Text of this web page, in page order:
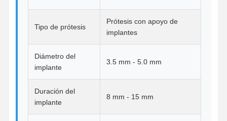
Dispositivo de ortodoncia extraíble
Dentes parciales flexibles
Dentaduras postizas parciales de metal
Accesorios dentales de la precisión
Tipo de prótesis
Prótesis con apoyo de
implantes
Diámetro del
implante
3.5 mm - 5.0 mm
Duración del
implante
8 mm - 15 mm